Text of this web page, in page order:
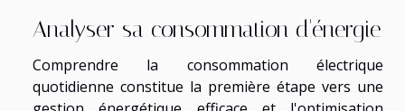
Analyser sa consommation d'énergie
Comprendre la consommation électrique
quotidienne constitue la première étape vers une